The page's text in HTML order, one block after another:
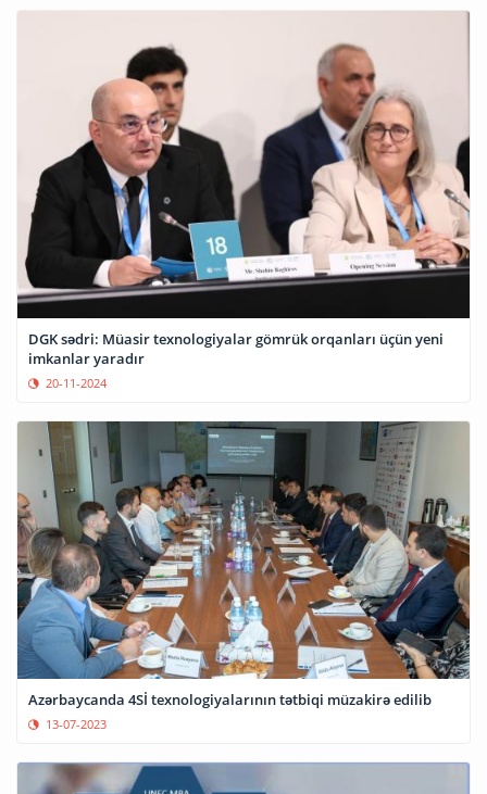
DGK sədri: Müasir texnologiyalar gömrük orqanları üçün yeni
imkanlar yaradır
20-11-2024
Azərbaycanda 4Sİ texnologiyalarının tətbiqi müzakirə edilib
13-07-2023